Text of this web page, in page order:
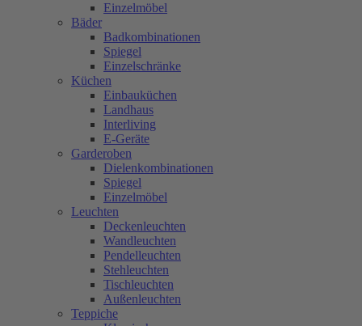
Einzelmöbel
Bäder
Badkombinationen
Spiegel
Einzelschränke
Küchen
Einbauküchen
Landhaus
Interliving
E-Geräte
Garderoben
Dielenkombinationen
Spiegel
Einzelmöbel
Leuchten
Deckenleuchten
Wandleuchten
Pendelleuchten
Stehleuchten
Tischleuchten
Außenleuchten
Teppiche